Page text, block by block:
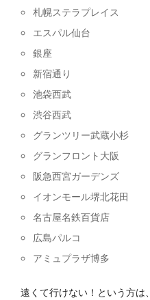
札幌ステラプレイス
エスパル仙台
銀座
新宿通り
池袋西武
渋谷西武
グランツリー武蔵小杉
グランフロント大阪
阪急西宮ガーデンズ
イオンモール堺北花田
名古屋名鉄百貨店
広島パルコ
アミュプラザ博多
遠くて行けない！という方は、